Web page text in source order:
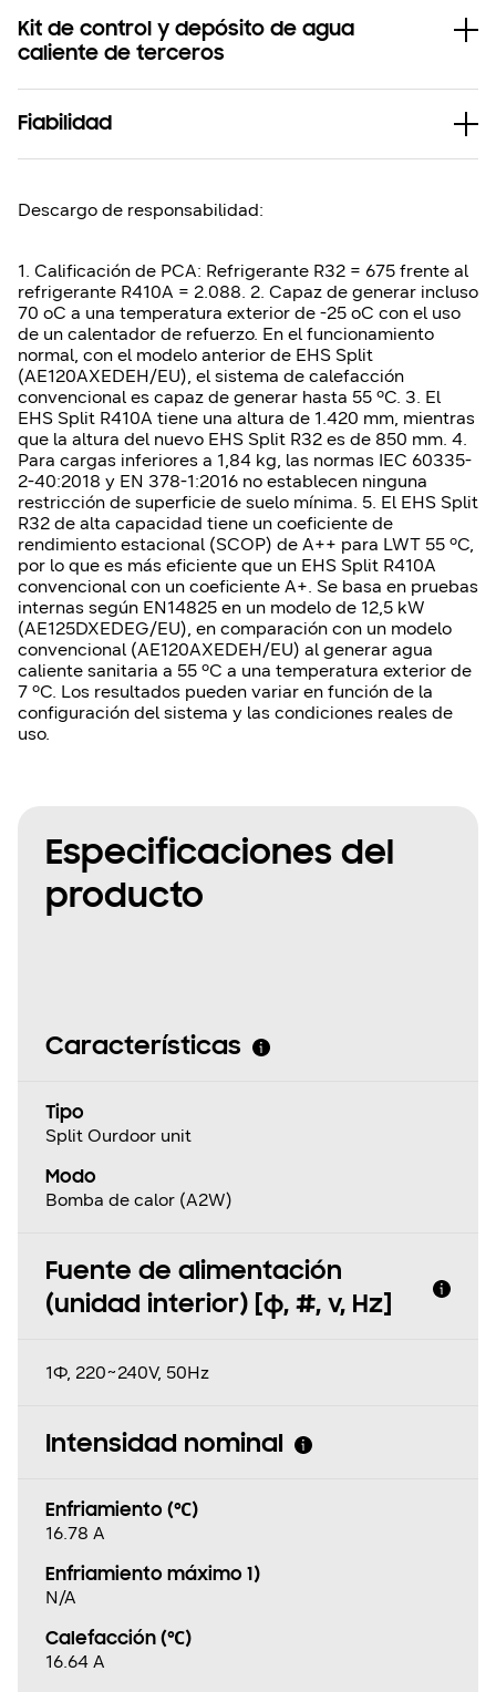
Kit de control y depósito de agua
caliente de terceros
Fiabilidad
Descargo de responsabilidad:
1. Calificación de PCA: Refrigerante R32 = 675 frente al
refrigerante R410A = 2.088. 2. Capaz de generar incluso
70 oC a una temperatura exterior de -25 oC con el uso
de un calentador de refuerzo. En el funcionamiento
normal, con el modelo anterior de EHS Split
(AE120AXEDEH/EU), el sistema de calefacción
convencional es capaz de generar hasta 55 ºC. 3. El
EHS Split R410A tiene una altura de 1.420 mm, mientras
que la altura del nuevo EHS Split R32 es de 850 mm. 4.
Para cargas inferiores a 1,84 kg, las normas IEC 60335-
2-40:2018 y EN 378-1:2016 no establecen ninguna
restricción de superficie de suelo mínima. 5. El EHS Split
R32 de alta capacidad tiene un coeficiente de
rendimiento estacional (SCOP) de A++ para LWT 55 ºC,
por lo que es más eficiente que un EHS Split R410A
convencional con un coeficiente A+. Se basa en pruebas
internas según EN14825 en un modelo de 12,5 kW
(AE125DXEDEG/EU), en comparación con un modelo
convencional (AE120AXEDEH/EU) al generar agua
caliente sanitaria a 55 ºC a una temperatura exterior de
7 ºC. Los resultados pueden variar en función de la
configuración del sistema y las condiciones reales de
uso.
Especificaciones del
producto
Características
Tipo
Split Ourdoor unit
Modo
Bomba de calor (A2W)
Fuente de alimentación
(unidad interior) [φ, #, v, Hz]
1Φ, 220~240V, 50Hz
Intensidad nominal
Enfriamiento (℃)
16.78 A
Enfriamiento máximo 1)
N/A
Calefacción (℃)
16.64 A